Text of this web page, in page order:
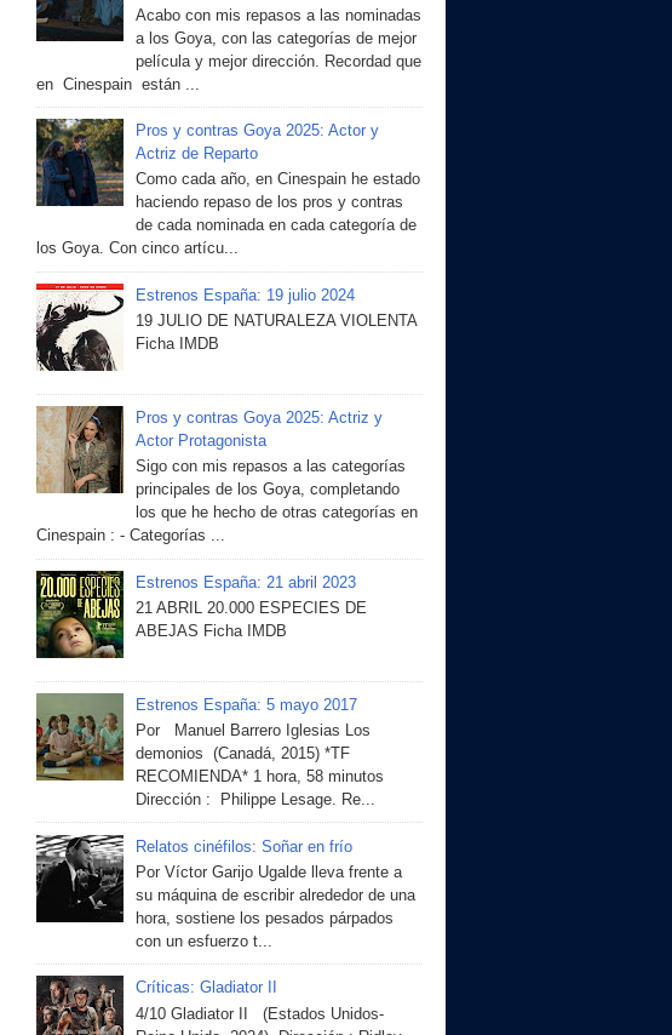
Acabo con mis repasos a las nominadas
a los Goya, con las categorías de mejor
película y mejor dirección. Recordad que
en Cinespain están ...
Pros y contras Goya 2025: Actor y
Actriz de Reparto
Como cada año, en Cinespain he estado
haciendo repaso de los pros y contras
de cada nominada en cada categoría de
los Goya. Con cinco artícu...
Estrenos España: 19 julio 2024
19 JULIO DE NATURALEZA VIOLENTA
Ficha IMDB
Pros y contras Goya 2025: Actriz y
Actor Protagonista
Sigo con mis repasos a las categorías
principales de los Goya, completando
los que he hecho de otras categorías en
Cinespain : - Categorías ...
Estrenos España: 21 abril 2023
21 ABRIL 20.000 ESPECIES DE
ABEJAS Ficha IMDB
Estrenos España: 5 mayo 2017
Por Manuel Barrero Iglesias Los
demonios (Canadá, 2015) *TF
RECOMIENDA* 1 hora, 58 minutos
Dirección : Philippe Lesage. Re...
Relatos cinéfilos: Soñar en frío
Por Víctor Garijo Ugalde lleva frente a
su máquina de escribir alrededor de una
hora, sostiene los pesados párpados
con un esfuerzo t...
Críticas: Gladiator II
4/10 Gladiator II (Estados Unidos-